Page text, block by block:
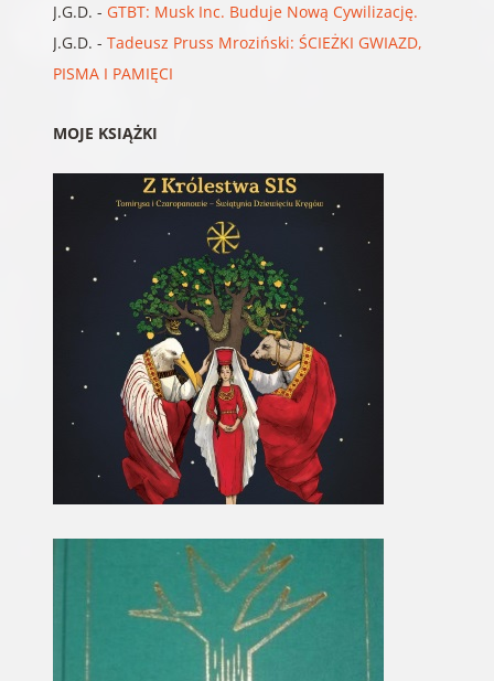
J.G.D. - GTBT: Musk Inc. Buduje Nową Cywilizację.
J.G.D. - Tadeusz Pruss Mroziński: ŚCIEŻKI GWIAZD,
PISMA I PAMIĘCI
MOJE KSIĄŻKI